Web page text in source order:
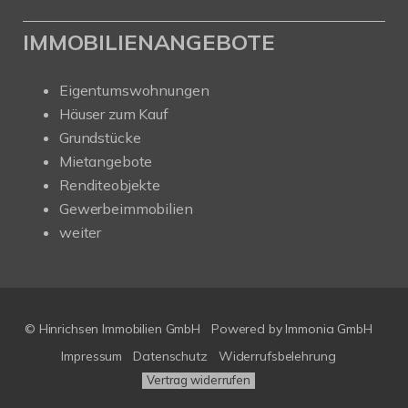
IMMOBILIENANGEBOTE
Eigentumswohnungen
Häuser zum Kauf
Grundstücke
Mietangebote
Renditeobjekte
Gewerbeimmobilien
weiter
© Hinrichsen Immobilien GmbH Powered by Immonia GmbH
Impressum
Datenschutz Widerrufsbelehrung
Vertrag widerrufen